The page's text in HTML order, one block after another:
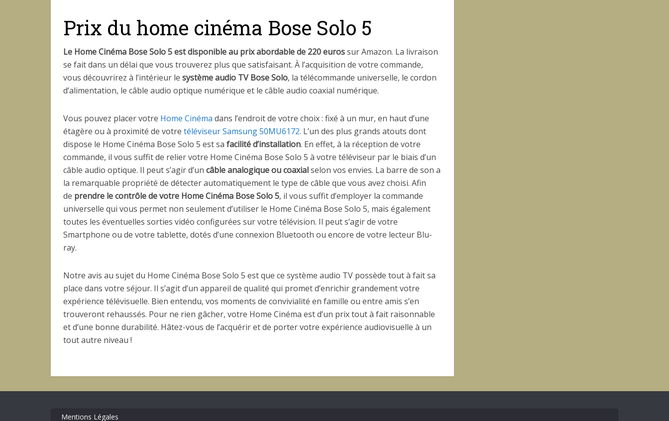
Prix du home cinéma Bose Solo 5
Le Home Cinéma Bose Solo 5 est disponible au prixabordable de 220 eurossur Amazon. La livraison
se fait dans un délai que vous trouverez plus que satisfaisant. À l’acquisition de votre commande,
vous découvrirez à l’intérieur le système audio TV Bose Solo, la télécommande universelle, le cordon
d’alimentation, le câble audio optique numérique et le câble audio coaxial numérique.
Vous pouvez placer votre Home Cinéma dans l’endroit de votre choix : fixé à un mur, en haut d’une
étagère ou à proximité de votre téléviseur Samsung 50MU6172. L’un des plus grands atouts dont
dispose le Home Cinéma Bose Solo 5 est sa facilité d’installation. En effet, à la réception de votre
commande, il vous suffit de relier votre Home Cinéma Bose Solo 5 à votre téléviseur par le biais d’un
câble audio optique. Il peut s’agir d’un câble analogique ou coaxialselon vos envies. La barre de son a
la remarquable propriété de détecter automatiquement le type de câble que vous avez choisi. Afin
de prendre le contrôle de votre Home Cinéma Bose Solo 5, il vous suffit d’employer la commande
universelle qui vous permet non seulement d’utiliser le Home Cinéma Bose Solo 5, mais également
toutes les éventuelles sorties vidéo configurées sur votre télévision. Il peut s’agir de votre
Smartphone ou de votre tablette, dotés d’une connexion Bluetooth ou encore de votre lecteur Blu-
ray.
Notre avis au sujet du Home Cinéma Bose Solo 5 est que ce système audio TV possède tout à fait sa
place dans votre séjour. Il s’agit d’un appareil de qualité qui promet d’enrichir grandement votre
expérience télévisuelle. Bien entendu, vos moments de convivialité en famille ou entre amis s’en
trouveront rehaussés. Pour ne rien gâcher, votre Home Cinéma est d’un prix tout à fait raisonnable
et d’une bonne durabilité. Hâtez-vous de l’acquérir et de porter votre expérience audiovisuelle à un
tout autre niveau !
Mentions Légales